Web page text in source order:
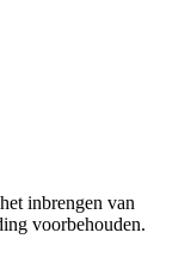
inbrengen van
voorbehouden.